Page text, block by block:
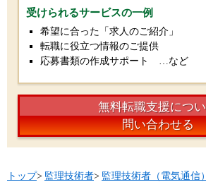
受けられるサービスの一例
希望に合った「求人のご紹介」
転職に役立つ情報のご提供
応募書類の作成サポート …など
無料転職支援につ
問い合わせる
トップ> 監理技術者> 監理技術者（電気通信）